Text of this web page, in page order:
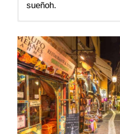
sueñoh.
Idioma:Andaluz
Norma:Intuitivo
Fuente:Aholá,